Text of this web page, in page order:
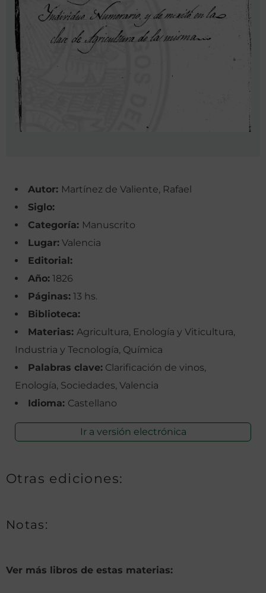
Autor: Martínez de Valiente, Rafael
Siglo:
Categoría: Manuscrito
Lugar: Valencia
Editorial:
Año: 1826
Páginas: 13 hs.
Biblioteca:
Materias: Agricultura, Enología y Viticultura,
Industria y Tecnología, Química
Palabras clave: Clarificación de vinos,
Enología, Sociedades, Valencia
Idioma: Castellano
Ir a versión electrónica
Otras ediciones:
Notas:
Ver más libros de estas materias: